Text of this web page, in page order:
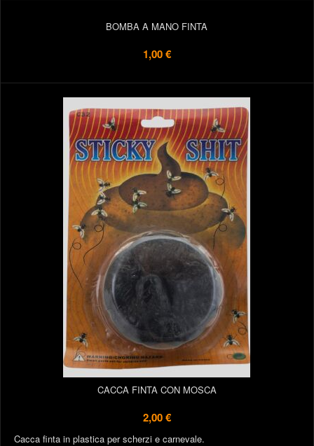
BOMBA A MANO FINTA
1,00 €
CACCA FINTA CON MOSCA
2,00 €
Cacca finta in plastica per scherzi e carnevale.